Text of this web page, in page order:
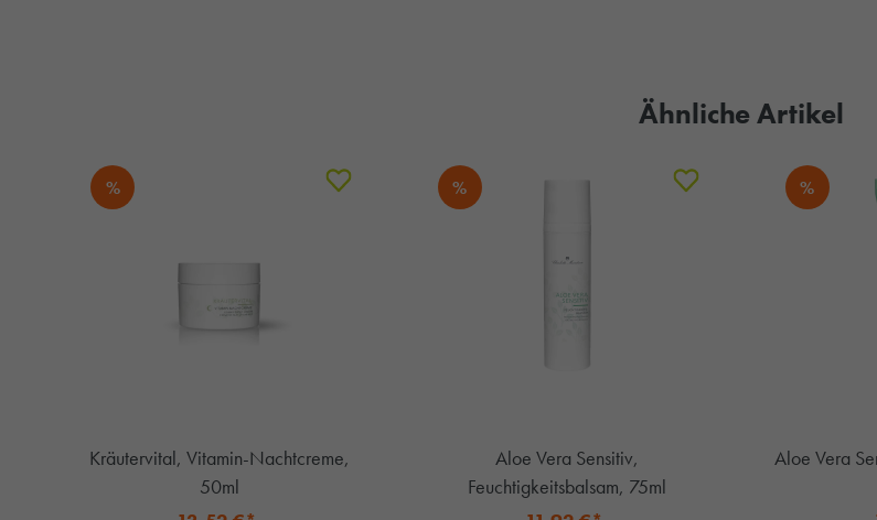
Ähnliche Artikel
%
Kräutervital, Vitamin-Nachtcreme,
50ml
%
Aloe Vera Sensitiv,
Feuchtigkeitsbalsam, 75ml
%
Aloe Vera